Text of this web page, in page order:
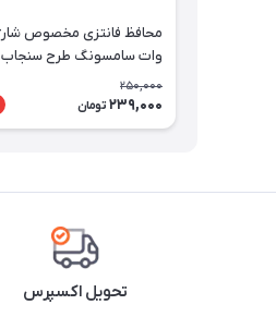
وات سامسونگ طرح سنجاب
250,000
239,000 تومان
تحویل اکسپرس